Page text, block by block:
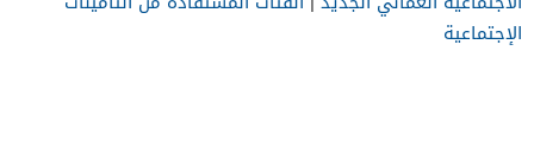
الإجتماعية